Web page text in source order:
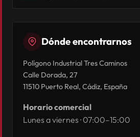
Dónde encontrarnos
Polígono Industrial Tres Caminos
Calle Dorada, 27
11510 Puerto Real, Cádiz, España
Horario comercial
Lunes a viernes · 07:00–15:00